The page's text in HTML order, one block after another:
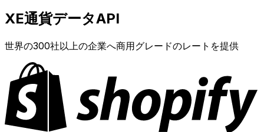
XE通貨データAPI
世界の300社以上の企業へ商用グレードのレートを提供